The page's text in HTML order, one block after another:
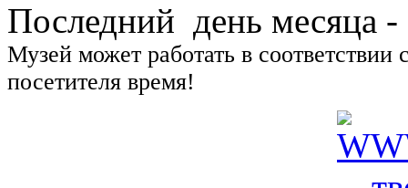
Последний день месяца -
Музей может работать в
посетителя время!